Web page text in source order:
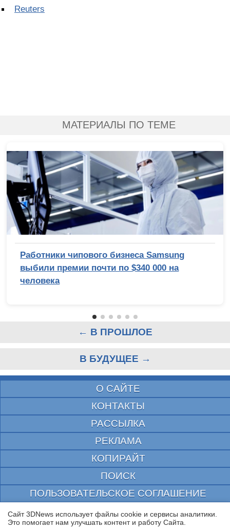
Reuters
МАТЕРИАЛЫ ПО ТЕМЕ
Работники чипового бизнеса Samsung
выбили премии почти по $340 000 на
человека
← В ПРОШЛОЕ
В БУДУЩЕЕ →
О САЙТЕ
КОНТАКТЫ
РАССЫЛКА
РЕКЛАМА
КОПИРАЙТ
ПОИСК
ПОЛЬЗОВАТЕЛЬСКОЕ СОГЛАШЕНИЕ
ЗАЩИЩЕНО CURATOR
© 1997—2026 Электронное периодическое издание "3ДНьюс" | Свидетельство о
Сайт 3DNews использует файлы cookie и сервисы аналитики.
Это помогает нам улучшать контент и работу Cайта.